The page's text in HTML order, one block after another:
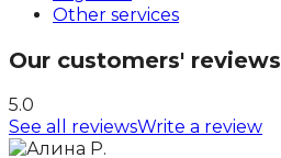
Other services
Our customers' reviews
5.0
See all reviewsWrite a review